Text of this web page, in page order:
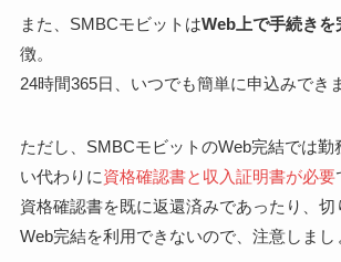
また、SMBCモビットはWeb上で手続きを
徴。
24時間365日、いつでも簡単に申込みでき
ただし、SMBCモビットのWeb完結では勤
い代わりに資格確認書と収入証明書が必要
資格確認書を既に返還済みであったり、切
Web完結を利用できないので、注意しまし